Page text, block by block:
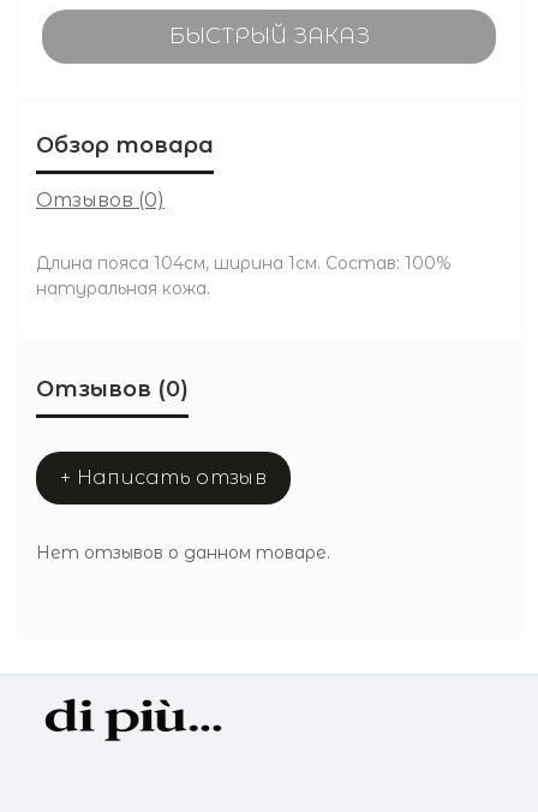
БЫСТРЫЙ ЗАКАЗ
Обзор товара
Отзывов (0)
Длина пояса 104см, ширина 1см. Состав: 100%
натуральная кожа.
Отзывов (0)
+ Написать отзыв
Нет отзывов о данном товаре.